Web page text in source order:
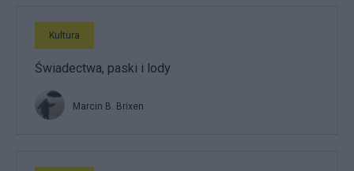
Kultura
Świadectwa, paski i lody
Marcin B. Brixen